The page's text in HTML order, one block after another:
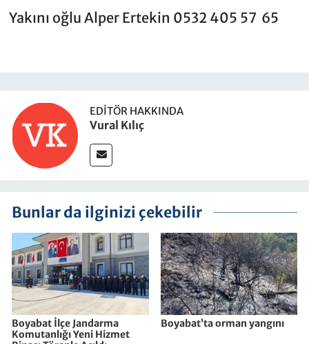
Yakını oğlu Alper Ertekin 0532 405 57 65
EDITÖR HAKKINDA
Vural Kılıç
Bunlar da ilginizi çekebilir
Boyabat İlçe Jandarma
Komutanlığı Yeni Hizmet
Boyabat’ta orman yangını